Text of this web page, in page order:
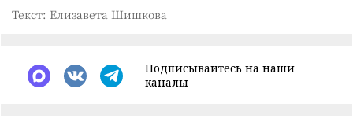
Текст: Елизавета Шишкова
Подписывайтесь на наши
каналы